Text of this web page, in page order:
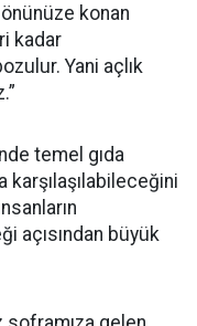
konan
kadar
Yani açlık
temel gıda
açısından büyük